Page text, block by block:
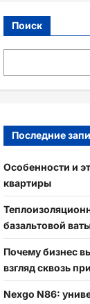
Поиск
Последние
Особенности и
квартиры
базальтовой
Почему бизнес
взгляд сквозь
Nexgo N86: